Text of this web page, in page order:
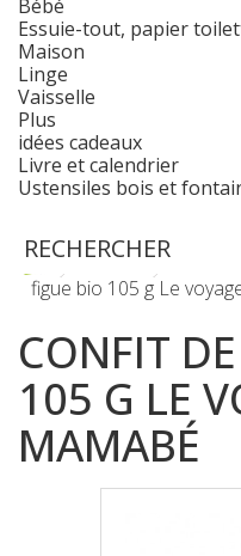
Bébé
Essuie-tout, papier
Maison
Linge
Vaisselle
Plus
idées cadeaux
Livre et calendrier
Ustensiles bois et
Epicerie
figue bio 105 g Le
CONFIT
105 G LE
MAMABÉ